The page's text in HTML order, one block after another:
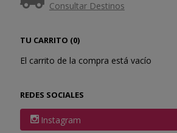
Consultar Destinos
TU CARRITO (0)
El carrito de la compra está vacío
REDES SOCIALES
Instagram